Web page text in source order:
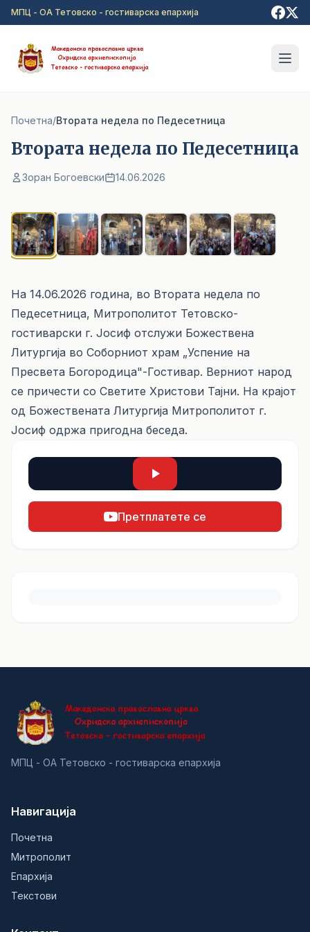
Прејди на главна содржина
МПЦ - ОА Тетовско - гостиварска епархија
Почетна/Втората недела по Педесетница
Втората недела по Педесетница
Зоран Богоевски 14.06.2026
На 14.06.2026 година, во Втората недела по
Педесетница, Mитрополитот Тетовско-
гостиварски г. Јосиф отслужи Божествена
Литургија во Соборниот храм „Успение на
Пресвета Богородица"-Гостивар. Верниот народ
се причести со Светите Христови Тајни. На крајот
од Божествената Литургија Митрополитот г.
Јосиф одржа пригодна беседа.
Претплатете се
МПЦ - ОА Тетовско - гостиварска епархија
Навигација
Почетна
Митрополит
Епархија
Текстови